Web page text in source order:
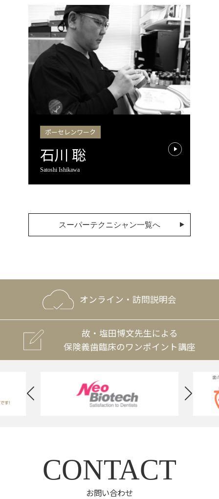
ポーセレンワーク
石川 聡
Satoshi Ishikawa
スーパーテクニシャン一覧へ
オンライン・訪問説明会
故・塩田博文先生による
保険義歯臨床のワンポイント講座
CONTACT
お問い合わせ